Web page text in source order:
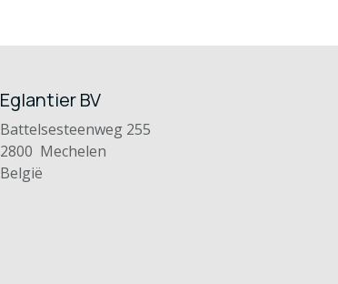
Eglantier BV
Battelsesteenweg 255
2800 Mechelen
België